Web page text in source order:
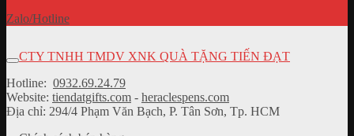
Zalo/Hotline
CTY TNHH TMDV XNK QUÀ TẶNG TIẾN ĐẠT
Hotline: 0932.69.24.79
Website: tiendatgifts.com - heraclespens.com
Địa chỉ: 294/4 Phạm Văn Bạch, P. Tân Sơn, Tp. HCM